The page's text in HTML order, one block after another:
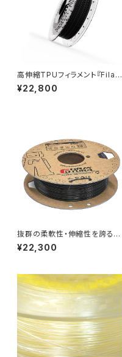
高伸縮TPUフィラメント『Filafl
ex 70A』
¥22,800
抜群の柔軟性・伸縮性を誇るTP
Cフィラメント『FlexiFil TPC 3
0D』
¥22,300